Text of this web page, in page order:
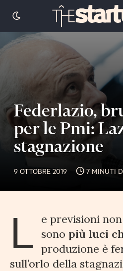
Federlazio,
per le Pmi:
stagnazione
9 OTTOBRE 2019 7 MINUTI
L
e previsioni
sono più luci
produzione è
sull’orlo della